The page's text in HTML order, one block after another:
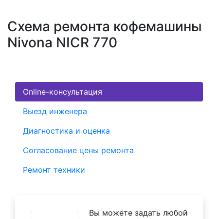
Схема ремонта кофемашины
Nivona NICR 770
Online-консультация
Выезд инженера
Диагностика и оценка
Согласование цены ремонта
Ремонт техники
Вы можете задать любой